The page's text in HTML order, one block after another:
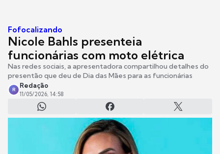
Fofocalizando
Nicole Bahls presenteia
funcionárias com moto elétrica
Nas redes sociais, a apresentadora compartilhou detalhes do
presentão que deu de Dia das Mães para as funcionárias
R
Redação
11/05/2026, 14:58